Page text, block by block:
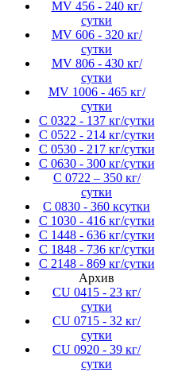
MV 456 - 240 кг/
сутки
MV 606 - 320 кг/
сутки
MV 806 - 430 кг/
сутки
MV 1006 - 465 кг/
сутки
C 0322 - 137 кг/сутки
C 0522 - 214 кг/сутки
C 0530 - 217 кг/сутки
C 0630 - 300 кг/сутки
C 0722 – 350 кг/
сутки
C 0830 - 360 ксутки
C 1030 - 416 кг/сутки
C 1448 - 636 кг/сутки
C 1848 - 736 кг/сутки
C 2148 - 869 кг/сутки
Архив
CU 0415 - 23 кг/
сутки
CU 0715 - 32 кг/
сутки
CU 0920 - 39 кг/
сутки